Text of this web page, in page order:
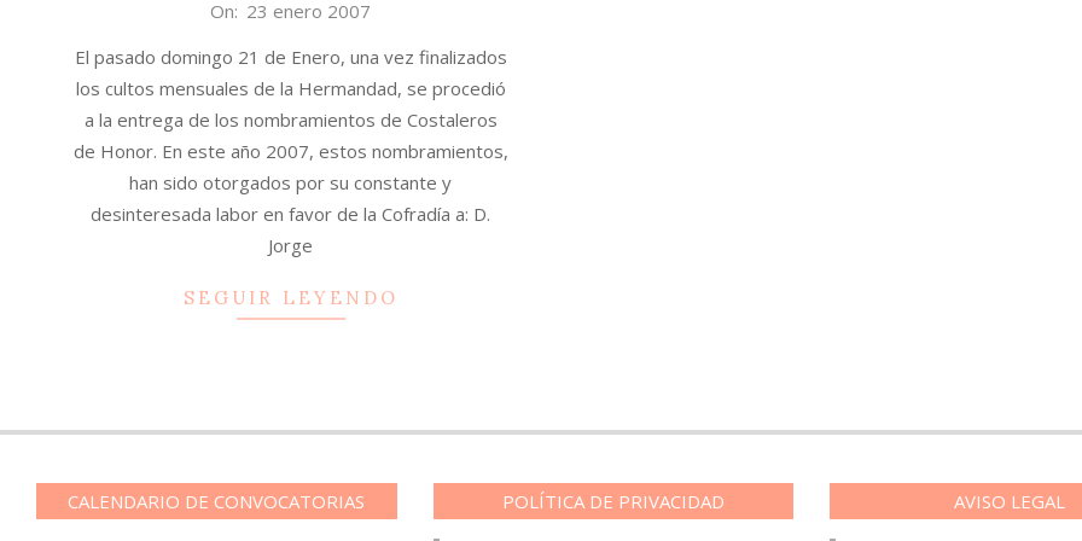
23
On: 23 enero 2007
El pasado domingo 21 de Enero, una vez finalizados
los cultos mensuales de la Hermandad, se procedió
a la entrega de los nombramientos de Costaleros
de Honor. En este año 2007, estos nombramientos,
han sido otorgados por su constante y
desinteresada labor en favor de la Cofradía a: D.
Jorge
SEGUIR LEYENDO
CALENDARIO DE CONVOCATORIAS POLÍTICA DE PRIVACIDAD AVISO LEGAL